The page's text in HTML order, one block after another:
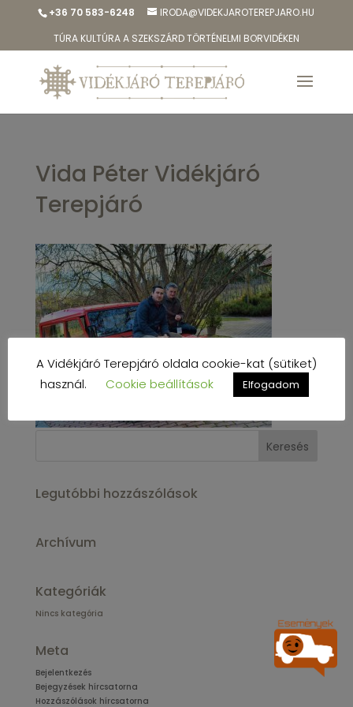
+36 70 583-6248
IRODA@VIDEKJAROTEREPJARO.HU
TÚRA KULTÚRA A SZEKSZÁRD TÖRTÉNELMI BORVIDÉKEN
Vida Péter Vidékjáró
Terepjáró
Legutóbbi hozzászólások
Archívum
Kategóriák
Nincs kategória
Meta
Bejelentkezés
Bejegyzések hírcsatorna
Hozzászólások hírcsatorna
A Vidékjáró Terepjáró oldala cookie-kat (sütiket)
használ.
Cookie beállítások Elfogadom